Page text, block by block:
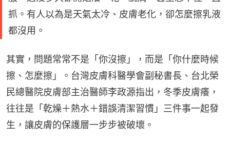
抓。有人以為是天氣太冷、皮膚老化，卻怎麼擦乳液
都沒用。
其實，問題常常不是「你沒擦」，而是「你什麼時候
擦、怎麼擦」。台灣皮膚科醫學會副秘書長、台北榮
民總醫院皮膚部主治醫師李政源指出，冬季皮膚癢，
往往是「乾燥＋熱水＋錯誤清潔習慣」三件事一起發
生，讓皮膚的保護層一步步被破壞。